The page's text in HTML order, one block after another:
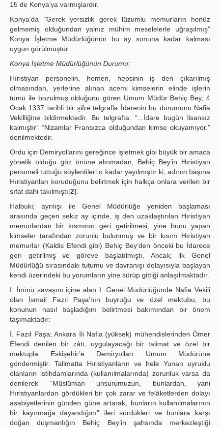
15 de Konya’ya varmışlardır.
Konya’da “Gerek yersizlik gerek lüzumlu memurların henüz
gelmemiş olduğundan yalnız mühim meselelerle uğraşılmış”
Konya İşletme Müdürlüğünün bu ay sonuna kadar kalması
uygun görülmüştür.
Konya İşletme Müdürlüğünün Durumu:
Hıristiyan personelin, hemen, hepsinin iş den çıkarılmış
olmasından, yerlerine alınan acemi kimselerin elinde işlerin
tümü ile bozulmuş olduğunu gören Umum Müdür Behiç Bey, 4
Ocak 1337 tarihli bir şifre telgrafla İdarenin bu durumunu Nafia
Vekilliğine bildirmektedir. Bu telgrafta: “...İdare bugün lisansız
kalmıştır” “Nizamlar Fransızca olduğundan kimse okuyamıyor.”
denilmektedir.
Ordu için Demiryollarını gereğince işletmek gibi büyük bir amaca
yönelik olduğu göz önüne alınmadan, Behiç Bey’in Hıristiyan
personeli tuttuğu söylentileri o kadar yayılmıştır ki; adının başına
Hıristiyanları koruduğunu belirtmek için halkça onlara verilen bir
sıfat dahi takılmıştı[2].
Halbuki; ayrılışı ile Genel Müdürlüğe yeniden başlaması
arasında geçen sekiz ay içinde, iş den uzaklaştırılan Hıristiyan
memurlardan bir kısmının geri getirilmesi, yine bunu yapan
kimseler tarafından zorunlu bulunmuş ve bir kısım Hıristiyan
memurlar (Kaldis Efendi gibi) Behiç Bey’den önceki bu İdarece
geri getirilmiş ve göreve başlatılmıştı. Ancak; ilk Genel
Müdürlüğü sırasındaki tutumu ve davranışı dolayısıyla başlayan
kendi üzerindeki bu yorumların yine sürüp gittiği anlaşılmaktadır.
I. İnönü savaşını içine alan I. Genel Müdürlüğünde Nafia Vekili
olan İsmail Fazıl Paşa’nın buyruğu ve özel mektubu, bu
konunun nasıl başladığını belirtmesi bakımından bir önem
taşımaktadır:
İ. Fazıl Paşa; Ankara İli Nafia (yüksek) mühendislerinden Ömer
Efendi denilen bir zâtı, uygulayacağı bir talimat ve özel bir
mektupla Eskişehir’e Demiryolları Umum Müdürüne
göndermiştir. Talimatta Hıristiyanların ve hele Yunan uyruklu
olanların istihdamlarında (kullanılmalarında) zorunluk varsa da
denilerek “Müslüman unsurumuzun, bunlardan, yani
Hıristiyanlardan gördükleri bir çok zarar ve felâketlerden dolayı
asabiyetlerinin günden güne artarak, bunların kullanılmalarının
bir kayırmağa dayandığını” ileri sürdükleri ve bunlara karşı
doğan düşmanlığın Behiç Bey’in şahsında merkezleştiği